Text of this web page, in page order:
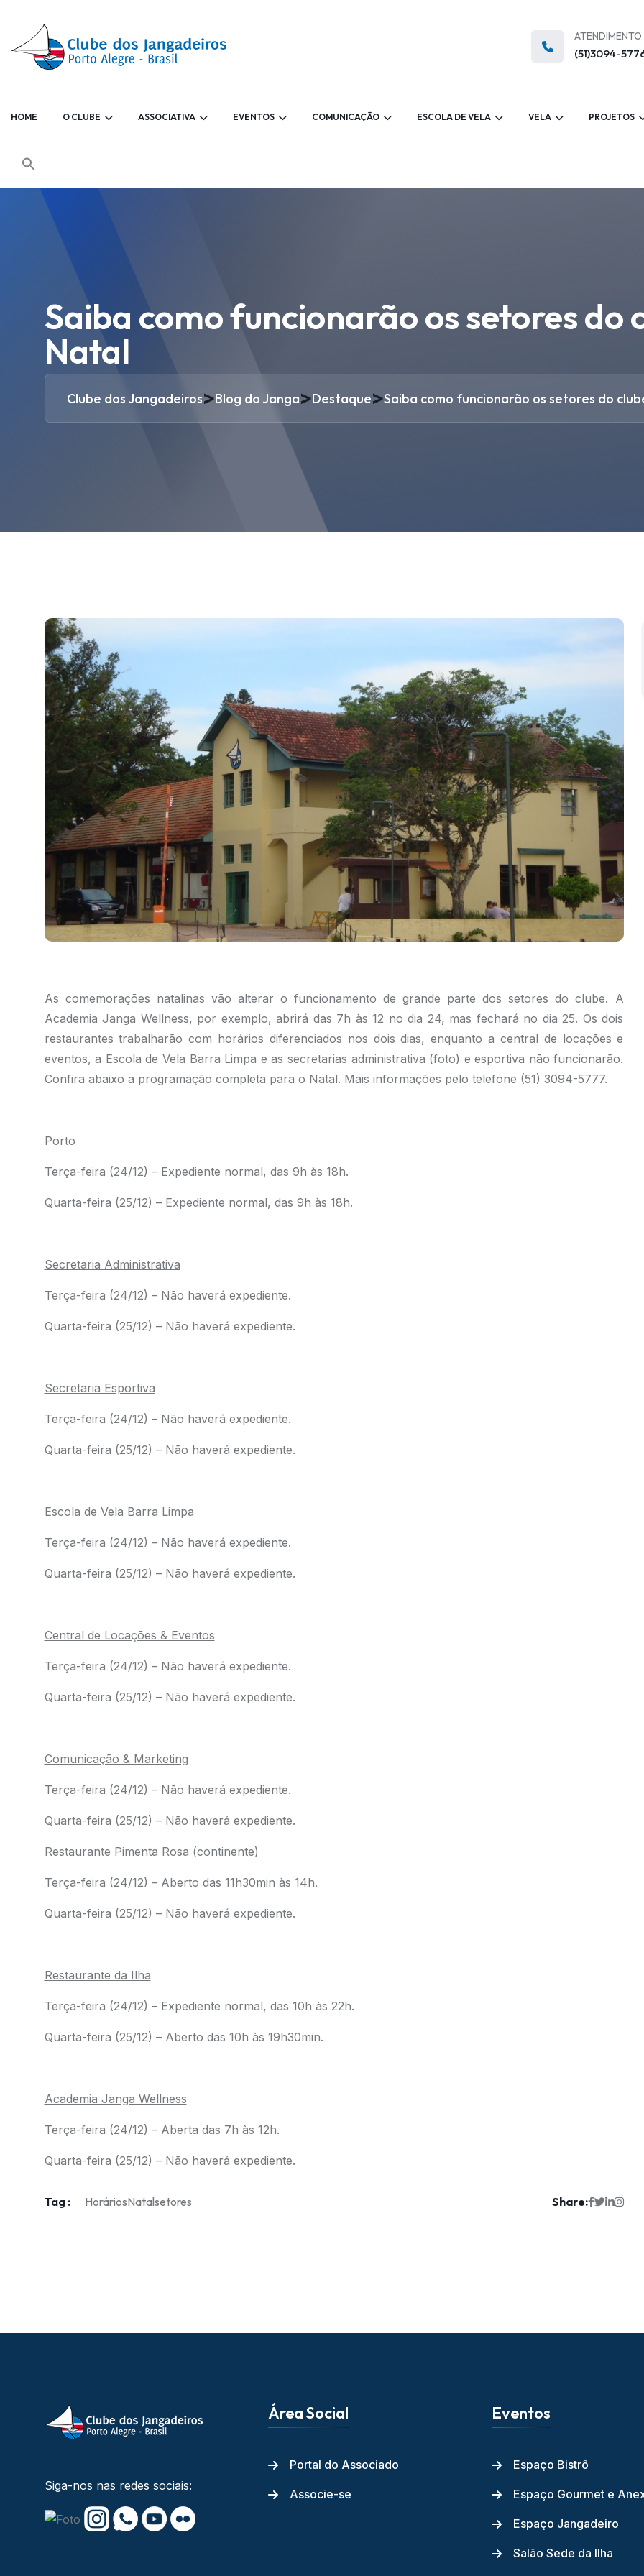
ATENDIMENTO
(51)3094-
HOME O CLUBE ASSOCIATIVA EVENTOS COMUNICAÇÃO ESCOLA DE VELA VELA PROJETOS
Saiba como funcionarão os setores do
Natal
Clube dos Jangadeiros>Blog do Janga>Destaque>Saiba como funcionarão os setores do
As comemorações natalinas vão alterar o funcionamento de grande parte dos setores do clube. A
Academia Janga Wellness, por exemplo, abrirá das 7h às 12 no dia 24, mas fechará no dia 25. Os dois
restaurantes trabalharão com horários diferenciados nos dois dias, enquanto a central de locações e
eventos, a Escola de Vela Barra Limpa e as secretarias administrativa (foto) e esportiva não funcionarão.
Confira abaixo a programação completa para o Natal. Mais informações pelo telefone (51) 3094-5777.
Porto
Terça-feira (24/12) – Expediente normal, das 9h às 18h.
Quarta-feira (25/12) – Expediente normal, das 9h às 18h.
Secretaria Administrativa
Terça-feira (24/12) – Não haverá expediente.
Quarta-feira (25/12) – Não haverá expediente.
Secretaria Esportiva
Terça-feira (24/12) – Não haverá expediente.
Quarta-feira (25/12) – Não haverá expediente.
Escola de Vela Barra Limpa
Terça-feira (24/12) – Não haverá expediente.
Quarta-feira (25/12) – Não haverá expediente.
Central de Locações & Eventos
Terça-feira (24/12) – Não haverá expediente.
Quarta-feira (25/12) – Não haverá expediente.
Comunicação & Marketing
Terça-feira (24/12) – Não haverá expediente.
Quarta-feira (25/12) – Não haverá expediente.
Restaurante Pimenta Rosa (continente)
Terça-feira (24/12) – Aberto das 11h30min às 14h.
Quarta-feira (25/12) – Não haverá expediente.
Restaurante da Ilha
Terça-feira (24/12) – Expediente normal, das 10h às 22h.
Quarta-feira (25/12) – Aberto das 10h às 19h30min.
Academia Janga Wellness
Terça-feira (24/12) – Aberta das 7h às 12h.
Quarta-feira (25/12) – Não haverá expediente.
Tag : HoráriosNatalsetores Share:
Siga-nos nas redes sociais:
Área Social
Portal do Associado
Associe-se
Eventos
Espaço Bistrô
Espaço Gourmet e
Espaço Jangadeiro
Salão Sede da Ilha